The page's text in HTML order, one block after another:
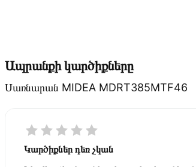
Ապրանքի կարծիքները
Սառնարան MIDEA MDRT385MTF46
Կարծիքներ դեռ չկան